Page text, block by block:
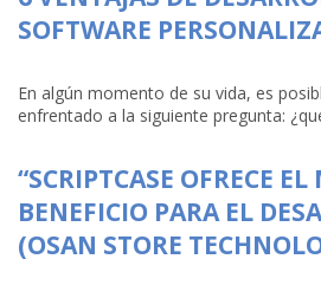
SOFTWARE
En algún momento de su vida, es
enfrentado a la siguiente pregunta:
“SCRIPTCASE OFRECE
BENEFICIO PARA EL
(OSAN STORE